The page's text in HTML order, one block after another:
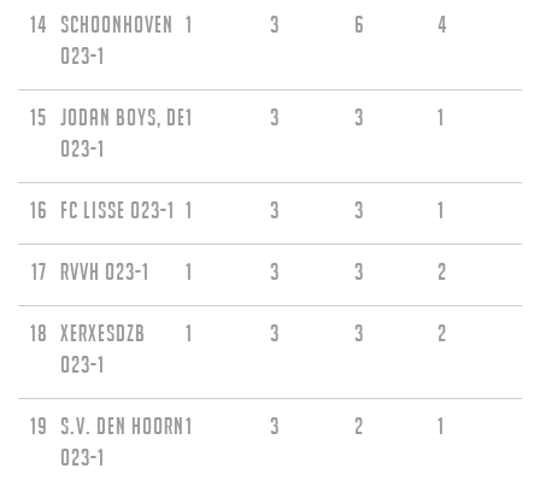
14 Schoonhoven
O23-1
1 3 6 4
15 Jodan Boys, de
O23-1
1 3 3 1
16 FC Lisse O23-1 1 3 3 1
17 RVVH O23-1 1 3 3 2
18 XerxesDZB
O23-1
1 3 3 2
19 S.V. Den Hoorn
O23-1
1 3 2 1